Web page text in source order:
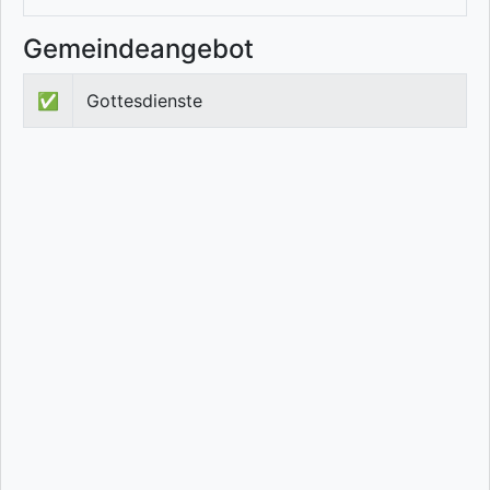
Gemeindeangebot
✅ Gottesdienste